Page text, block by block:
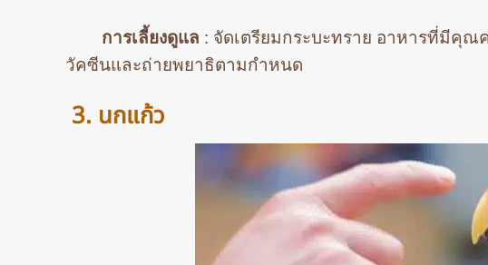
การเลี้ยงดูแล : จัดเตรียมกระบะทราย อาหารที่มีคุณ
วัคซีนและถ่ายพยาธิตามกำหนด
3. นกแก้ว